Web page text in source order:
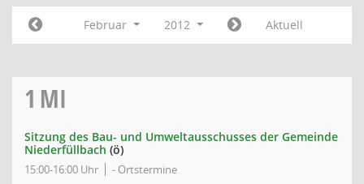
Februar 2012 Aktuell
1 MI
Sitzung des Bau- und Umweltausschusses der Gemeinde
Niederfüllbach (ö)
15:00-16:00 Uhr - Ortstermine